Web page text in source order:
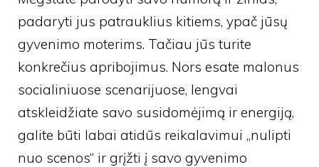
padaryti jus patrauklius kitiems, ypač jūsų
gyvenimo moterims. Tačiau jūs turite
konkrečius apribojimus. Nors esate malonus
socialiniuose scenarijuose, lengvai
atskleidžiate savo susidomėjimą ir energiją,
galite būti labai atidūs reikalavimui „nulipti
nuo scenos“ ir grįžti į savo gyvenimo